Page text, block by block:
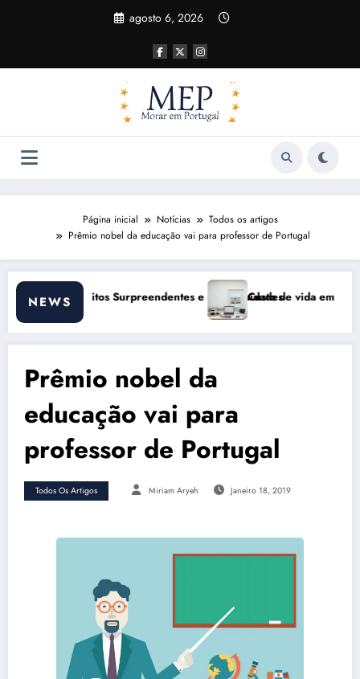
agosto 6, 2026
Página inicial Notícias
Todos os artigos
Prêmio nobel da educação vai para professor de Portugal
NEWS
e OportunidadesCusto de vida em Portugal 2026: impactos reais e ajustes
Prêmio nobel da
educação vai para
professor de Portugal
Todos Os Artigos Miriam Aryeh Janeiro 18, 2019